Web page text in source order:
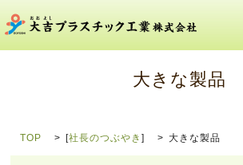
大きな製品
TOP [社長のつぶやき] 大きな製品